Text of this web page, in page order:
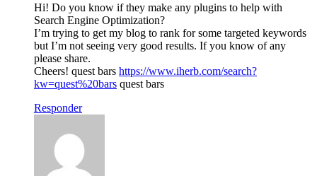
Hi! Do you know if they make any plugins to help with
Search Engine Optimization?
I’m trying to get my blog to rank for some targeted keywords
but I’m not seeing very good results. If you know of any
please share.
Cheers! quest bars https://www.iherb.com/search?
kw=quest%20bars quest bars
Responder